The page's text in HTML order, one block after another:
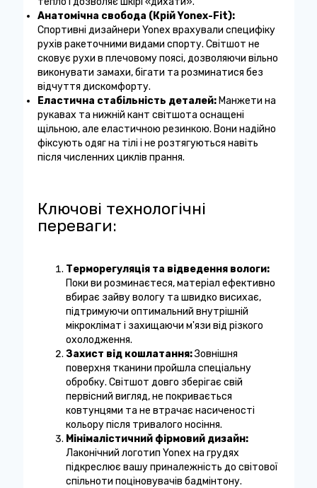
Анатомічна свобода (Крій Yonex-Fit):
Спортивні дизайнери Yonex врахували специфіку
рухів ракеточними видами спорту. Світшот не
сковує рухи в плечовому поясі, дозволяючи вільно
виконувати замахи, бігати та розминатися без
відчуття дискомфорту.
Еластична стабільність деталей:Манжети на
рукавах та нижній кант світшота оснащені
щільною, але еластичною резинкою. Вони надійно
фіксують одяг на тілі і не розтягуються навіть
після численних циклів прання.
Ключові технологічні
переваги:
Терморегуляція та відведення вологи:
Поки ви розминаєтеся, матеріал ефективно
вбирає зайву вологу та швидко висихає,
підтримуючи оптимальний внутрішній
мікроклімат і захищаючи м'язи від різкого
охолодження.
Захист від кошлатання:Зовнішня
поверхня тканини пройшла спеціальну
обробку. Світшот довго зберігає свій
первісний вигляд, не покривається
ковтунцями та не втрачає насиченості
кольору після тривалого носіння.
Мінімалістичний фірмовий дизайн:
Лаконічний логотип Yonex на грудях
підкреслює вашу приналежність до світової
спільноти поціновувачів бадмінтону.